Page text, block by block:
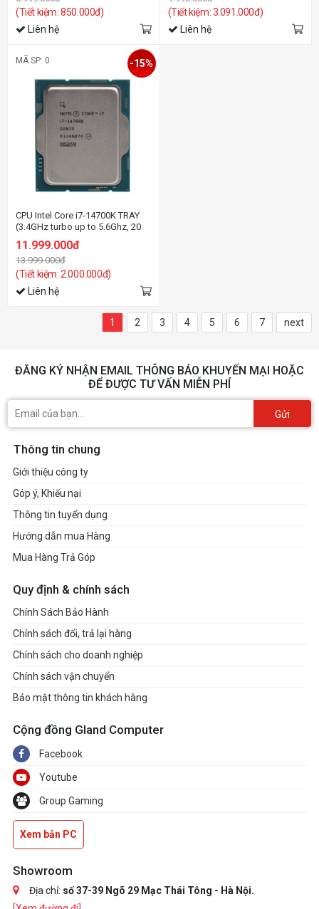
(Tiết kiệm: 850.000đ)
Liên hệ
(Tiết kiệm: 3.091.000đ)
Liên hệ
MÃ SP: 0
CPU Intel Core i7-14700K TRAY
(3.4GHz turbo up to 5.6Ghz, 20
125W) - Socket Intel LGA
1700/Raptor Lake)
11.999.000đ
13.999.000đ
(Tiết kiệm: 2.000.000đ)
-15%
Liên hệ
1 2 3 4 5 6 7 next
ĐĂNG KÝ NHẬN EMAIL THÔNG BÁO KHUYẾN MẠI HOẶC
ĐỂ ĐƯỢC TƯ VẤN MIỄN PHÍ
Gửi
Thông tin chung
Giới thiệu công ty
Góp ý, Khiếu nại
Thông tin tuyển dụng
Hướng dẫn mua Hàng
Mua Hàng Trả Góp
Quy định & chính sách
Chính Sách Bảo Hành
Chính sách đổi, trả lại hàng
Chính sách cho doanh nghiệp
Chính sách vận chuyển
Bảo mật thông tin khách hàng
Cộng đồng Gland Computer
Facebook
Youtube
Group Gaming
Xem bản PC
Showroom
Địa chỉ: số 37-39 Ngõ 29 Mạc Thái Tông - Hà Nội.